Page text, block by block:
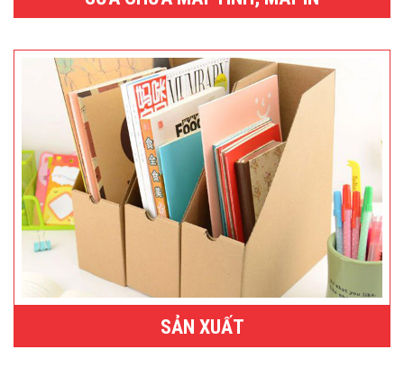
SẢN XUẤT